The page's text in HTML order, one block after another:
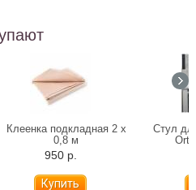
Клеенка подкладная 2 х
0,8 м
950 р.
Стул